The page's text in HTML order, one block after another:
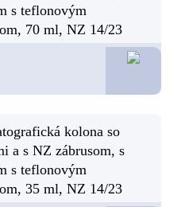
s teflonovým
70 ml, NZ 14/23
kolona so
a s NZ zábrusom, s
s teflonovým
35 ml, NZ 14/23